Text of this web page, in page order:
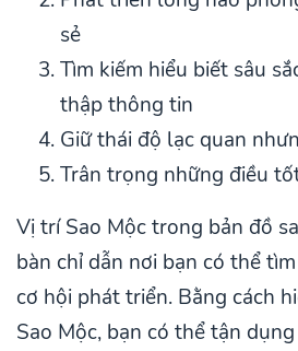
sẻ
Tìm kiếm hiểu biết sâu
thập thông tin
Giữ thái độ lạc quan
Trân trọng những điều
Vị trí Sao Mộc trong bản đồ
bàn chỉ dẫn nơi bạn có thể
cơ hội phát triển. Bằng cách
Sao Mộc, bạn có thể tận